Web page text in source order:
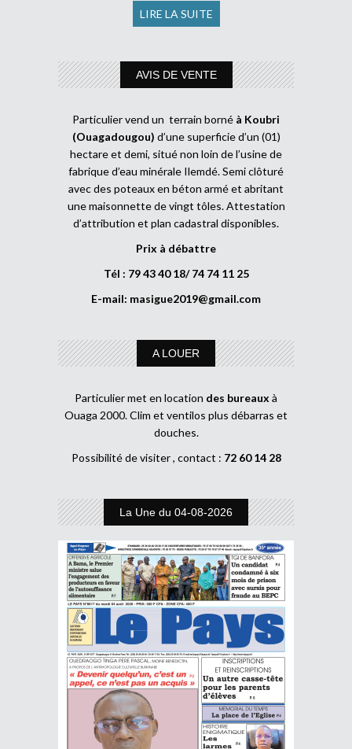
LIRE LA SUITE
AVIS DE VENTE
Particulier vend un terrain borné à Koubri
(Ouagadougou) d’une superficie d’un (01)
hectare et demi, situé non loin de l’usine de
fabrique d’eau minérale Ilemdé. Semi clôturé
avec des poteaux en béton armé et abritant
une maisonnette de vingt tôles. Attestation
d’attribution et plan cadastral disponibles.
Prix à débattre
Tél : 79 43 40 18/ 74 74 11 25
E-mail: masigue2019@gmail.com
A LOUER
Particulier met en location des bureaux à
Ouaga 2000. Clim et ventilos plus débarras et
douches.
Possibilité de visiter , contact : 72 60 14 28
La Une du 04-08-2026